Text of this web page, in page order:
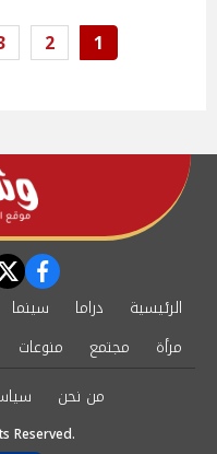
1
2
الرئيسية دراما سينما
مرأة
مجتمع
منوعات
من نحن
Reserved.